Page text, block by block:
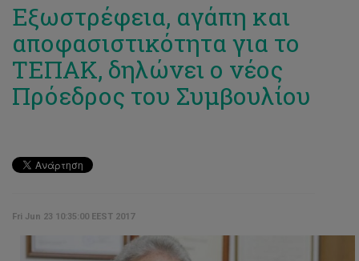
Εξωστρέφεια, αγάπη και
αποφασιστικότητα για το
ΤΕΠΑΚ, δηλώνει ο νέος
Πρόεδρος του Συμβουλίου
Fri Jun 23 10:35:00 EEST 2017